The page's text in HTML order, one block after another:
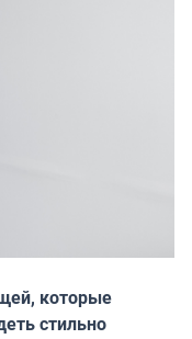
которые
стильно